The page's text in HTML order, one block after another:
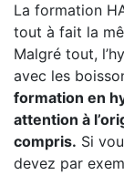
La formation
tout à fait la
Malgré tout,
avec les
formation en
attention à
compris. Si
devez par